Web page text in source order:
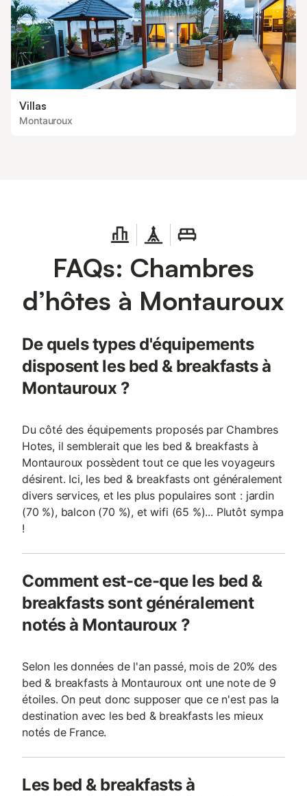
Villas
Montauroux
FAQs: Chambres
d’hôtes à Montauroux
De quels types d'équipements
disposent les bed & breakfasts à
Montauroux ?
Du côté des équipements proposés par Chambres
Hotes, il semblerait que les bed & breakfasts à
Montauroux possèdent tout ce que les voyageurs
désirent. Ici, les bed & breakfasts ont généralement
divers services, et les plus populaires sont : jardin
(70 %), balcon (70 %), et wifi (65 %)... Plutôt sympa
!
Comment est-ce-que les bed &
breakfasts sont généralement
notés à Montauroux ?
Selon les données de l'an passé, mois de 20% des
bed & breakfasts à Montauroux ont une note de 9
étoiles. On peut donc supposer que ce n'est pas la
destination avec les bed & breakfasts les mieux
notés de France.
Les bed & breakfasts à